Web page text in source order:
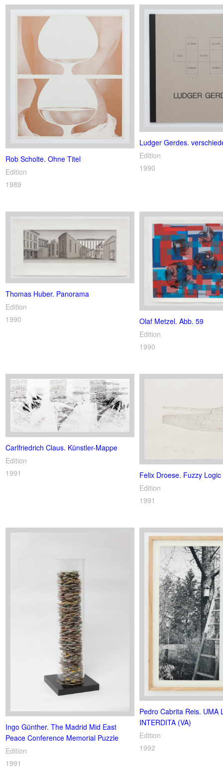
Rob Scholte. Ohne Titel
Edition
1989
Ludger Gerdes.
Edition
1990
Thomas Huber. Panorama
Edition
1990
Olaf Metzel. Abb. 59
Edition
1990
Carlfriedrich Claus. Künstler-Mappe
Edition
1991
Felix Droese. Fuzzy Logic
Edition
1991
Ingo Günther. The Madrid Mid East
Peace Conference Memorial Puzzle
Edition
1991
Pedro Cabrita Reis. UMA
INTERDITA (VA)
Edition
1992